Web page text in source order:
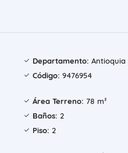
Departamento: Antioquia
Código: 9476954
Área Terreno: 78 m²
Baños: 2
Piso: 2